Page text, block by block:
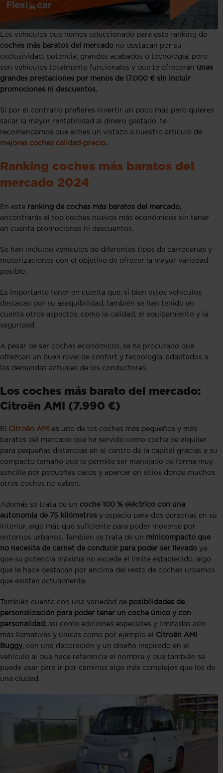
Los vehículos que hemos seleccionado para este ranking de
coches más baratos del mercado no destacan por su
exclusividad, potencia, grandes acabados o tecnológía, pero
son vehículos totalmente funcionales y que te ofrecerán unas
grandes prestaciones por menos de 17.000 € sin incluir
promociones ni descuentos.
Si por el contrario prefieres invertir un poco más pero quieres
sacar la mayor rentabilidad al dinero gastado, te
recomendamos que eches un vistazo a nuestro artículo de
mejores coches calidad-precio.
Ranking coches más baratos del
mercado 2024
En este ranking de coches más baratos del mercado,
encontrarás el top coches nuevos más económicos sin tener
en cuenta promociones ni descuentos.
Se han incluido vehículos de diferentes tipos de carrocerías y
motorizaciones con el objetivo de ofrecer la mayor variedad
posible.
Es importante tener en cuenta que, si bien estos vehículos
destacan por su asequibilidad, también se han tenido en
cuenta otros aspectos, como la calidad, el equipamiento y la
seguridad.
A pesar de ser coches económicos, se ha procurado que
ofrezcan un buen nivel de confort y tecnología, adaptados a
las demandas actuales de los conductores.
Los coches más barato del mercado:
Citroën AMI (7.990 €)
El Citroën AMI
es uno de los coches más pequeños y más
baratos del mercado que ha servido como coche de alquiler
para pequeñas distancias en el centro de la capital gracias a su
compacto tamaño que le permite ser manejado de forma muy
sencilla por pequeñas calles y aparcar en sitios donde muchos
otros coches no caben.
Además se trata de un coche 100 % eléctrico con una
autonomía de 75 kilómetros y espacio para dos personas en su
interior, algo más que suficiente para poder moverse por
entornos urbanos. También se trata de un minicompacto que
no necesita de carnet de conducir para poder ser llevado ya
que su potencia máxima no excede el límite establecido, algo
que le hace destacan por encima del resto de coches urbamos
que existen actualmente.
También cuenta con una variedad de posibilidades de
personalización para poder tener un coche único y con
personalidad , así como ediciones especiales y limitadas aún
más llamativas y únicas como por ejemplo el Citroën AMI
Buggy, con una decoración y un diseño inspirado en el
vehículo al que hace referencia el nombre y que también se
puede usar para ir por caminos algo más complejos que los de
una ciudad.